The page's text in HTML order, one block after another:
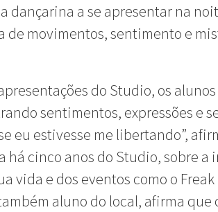
dançarina a se apresentar na
de movimentos, sentimento e
do Studio, os
sentimentos, expressões e
eu estivesse me libertando”,
há cinco anos do Studio, sobre a
vida e dos eventos como o Freak
aluno do local, afirma que